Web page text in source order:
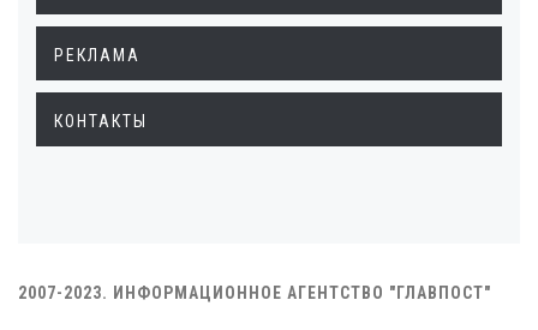
РЕКЛАМА
КОНТАКТЫ
2007-2023. ИНФОРМАЦИОННОЕ АГЕНТСТВО "ГЛАВПОСТ"